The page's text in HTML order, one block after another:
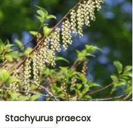
Stachyurus praecox